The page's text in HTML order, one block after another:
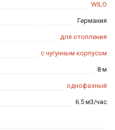
WILO
Германия
для отопления
с чугунным корпусом
8 м
однофазный
6.5 м3/час